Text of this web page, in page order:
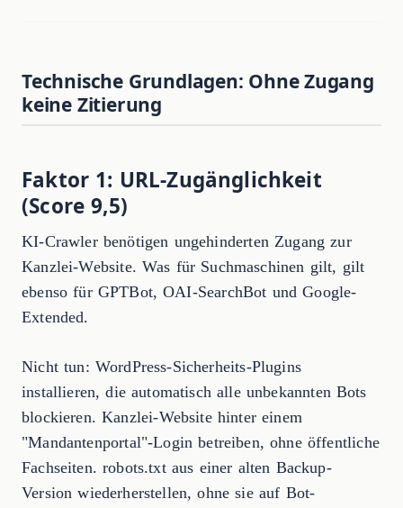
Technische Grundlagen: Ohne Zugang
keine Zitierung
Faktor 1: URL-Zugänglichkeit
(Score 9,5)
KI-Crawler benötigen ungehinderten Zugang zur
Kanzlei-Website. Was für Suchmaschinen gilt, gilt
ebenso für GPTBot, OAI-SearchBot und Google-
Extended.
Nicht tun: WordPress-Sicherheits-Plugins
installieren, die automatisch alle unbekannten Bots
blockieren. Kanzlei-Website hinter einem
"Mandantenportal"-Login betreiben, ohne öffentliche
Fachseiten. robots.txt aus einer alten Backup-
Version wiederherstellen, ohne sie auf Bot-